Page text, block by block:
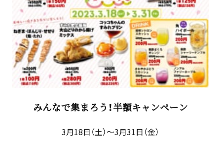
みんなで集まろう！半額キャンペーン
3月18日（土）～3月31日（金）